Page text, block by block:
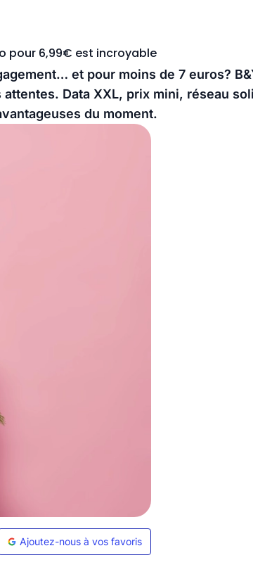
pour 6,99€ est incroyable
et pour moins de 7 euros?
Data XXL, prix mini, réseau
du moment.
Ajoutez-nous à vos favoris